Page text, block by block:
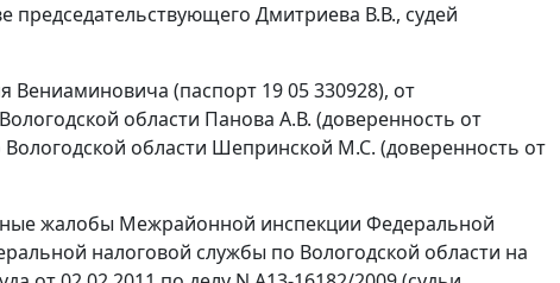
председательствующего Дмитриева В.В., судей
(паспорт 19 05 330928), от
области Панова А.В. (доверенность от
области Шепринской М.С. (доверенность от
жалобы Межрайонной инспекции Федеральной
налоговой службы по Вологодской области на